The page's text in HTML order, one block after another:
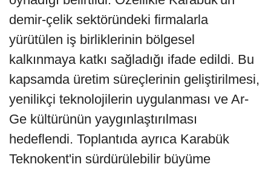
demir-çelik sektöründeki firmalarla
yürütülen iş birliklerinin bölgesel
kalkınmaya katkı sağladığı ifade edildi. Bu
kapsamda üretim süreçlerinin geliştirilmesi,
yenilikçi teknolojilerin uygulanması ve Ar-
Ge kültürünün yaygınlaştırılması
hedeflendi. Toplantıda ayrıca Karabük
Teknokent'in sürdürülebilir büyüme